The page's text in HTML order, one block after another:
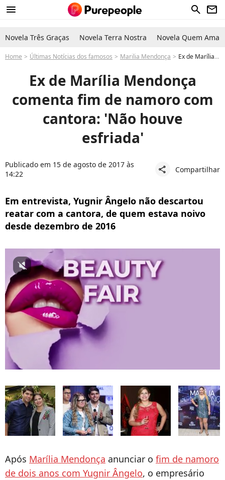
menu search newsletter
Novela Três Graças Novela Terra Nostra Novela Quem Ama
Home Últimas Notícias dos famosos Marilia Mendonça Ex de Marília Mendonça mantém amizade com cantora: 'Continuamos amando um ao outro'
Ex de Marília Mendonça
comenta fim de namoro com
cantora: 'Não houve
esfriada'
Publicado em 15 de agosto de 2017 às
14:22
share Compartilhar
Em entrevista, Yugnir Ângelo não descartou
reatar com a cantora, de quem estava noivo
desde dezembro de 2016
Após Marília Mendonça anunciar o fim de namoro
de dois anos com Yugnir Ângelo, o empresário